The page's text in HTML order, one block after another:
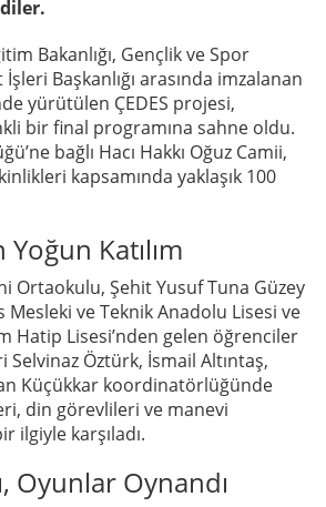
Bakanlığı, Gençlik ve Spor
İşleri Başkanlığı arasında imzalanan
yürütülen ÇEDES projesi,
bir final programına sahne oldu.
bağlı Hacı Hakkı Oğuz Camii,
kapsamında yaklaşık 100
Katılım
Ortaokulu, Şehit Yusuf Tuna Güzey
Mesleki ve Teknik Anadolu Lisesi ve
Hatip Lisesi’nden gelen öğrenciler
Selvinaz Öztürk, İsmail Altıntaş,
Küçükkar koordinatörlüğünde
din görevlileri ve manevi
ilgiyle karşıladı.
Oyunlar Oynandı